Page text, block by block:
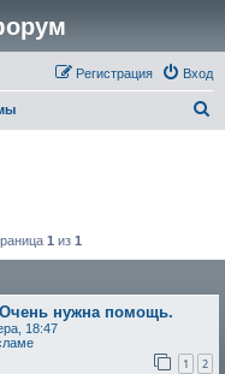
Вход
Регистрация
1 из 1
нужна помощь.
18:47
1 2